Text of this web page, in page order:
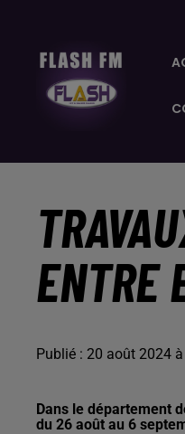
ENTRE
Publié : 20 août 2024
Dans le département
du 26 août au 6